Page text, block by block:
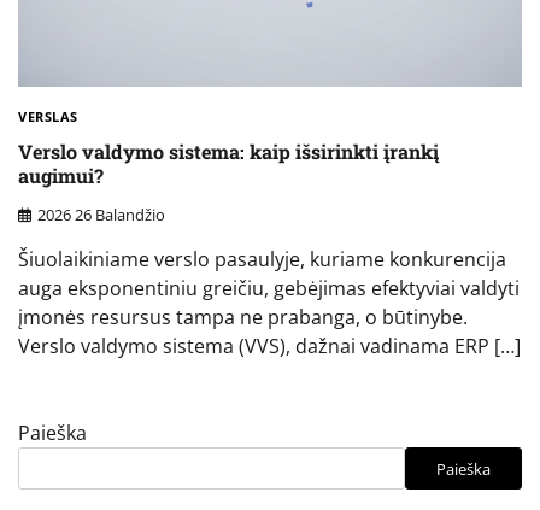
VERSLAS
Verslo valdymo sistema: kaip išsirinkti įrankį
augimui?
2026 26 Balandžio
Šiuolaikiniame verslo pasaulyje, kuriame konkurencija
auga eksponentiniu greičiu, gebėjimas efektyviai valdyti
įmonės resursus tampa ne prabanga, o būtinybe.
Verslo valdymo sistema (VVS), dažnai vadinama ERP […]
Paieška
Paieška